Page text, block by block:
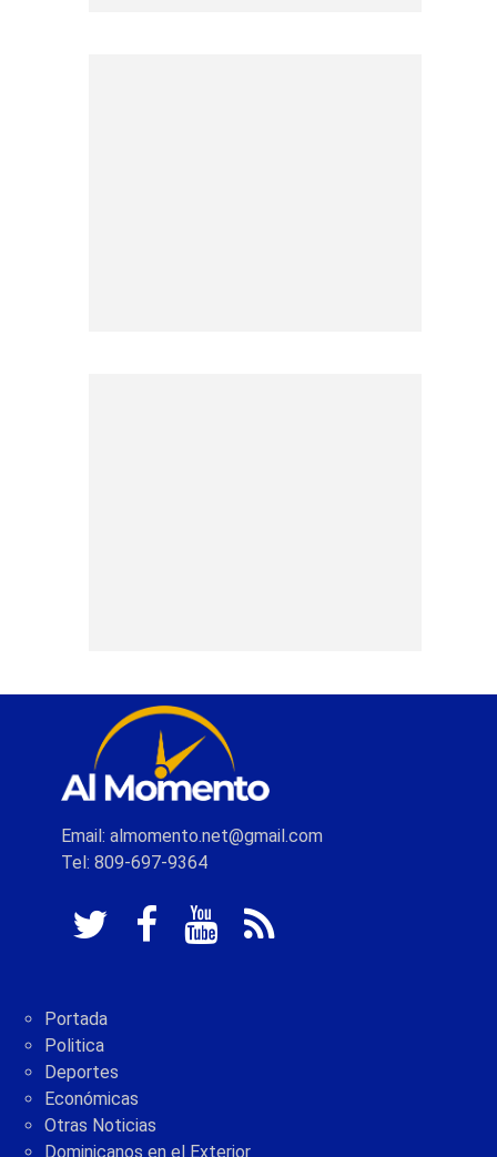
Email: almomento.net@gmail.com
Tel: 809-697-9364
Portada
Politica
Deportes
Económicas
Otras Noticias
Dominicanos en el Exterior